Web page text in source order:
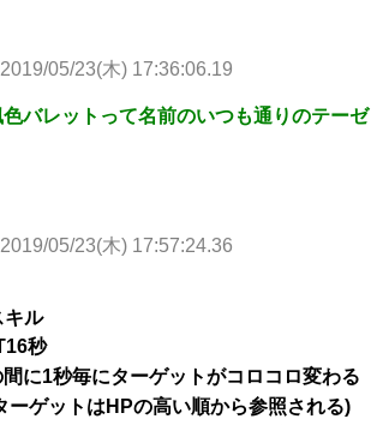
2019/05/23(木) 17:36:06.19
バレットって名前のいつも通りのテーゼ
2019/05/23(木) 17:57:24.36
キル
秒
に1秒毎にターゲットがコロコロ変わる
ーゲットはHPの高い順から参照される)